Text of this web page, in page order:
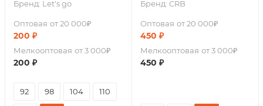
Бренд: Let's go
Оптовая от 20 000₽
200 ₽
Мелкооптовая от 3 000₽
200 ₽
92 98 104 110
Бренд: CRB
Оптовая от 20 000₽
450 ₽
Мелкооптовая от 3 000₽
450 ₽